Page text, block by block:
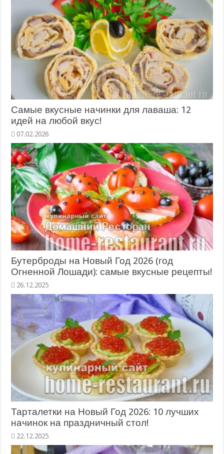
Самые вкусные начинки для лаваша: 12
идей на любой вкус!
07.02.2026
Бутерброды на Новый Год 2026 (год
Огненной Лошади): самые вкусные рецепты!
26.12.2025
Тарталетки на Новый Год 2026: 10 лучших
начинок на праздничный стол!
22.12.2025